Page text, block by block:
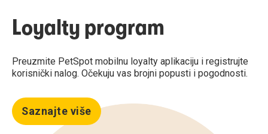
Loyalty program
Preuzmite PetSpot mobilnu loyalty aplikaciju i registrujte
korisnički nalog. Očekuju vas brojni popusti i pogodnosti.
Saznajte više